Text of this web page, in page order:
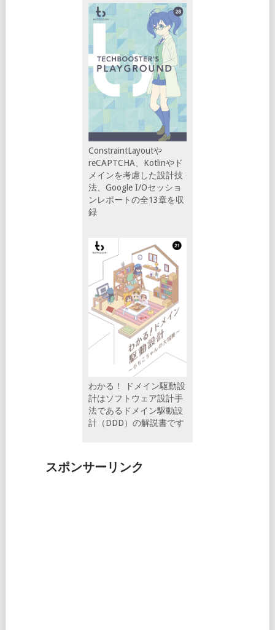
ConstraintLayoutや
reCAPTCHA、Kotlinやド
メインを考慮した設計技
法、Google I/Oセッショ
ンレポートの全13章を収
録
わかる！ ドメイン駆動設
計はソフトウェア設計手
法であるドメイン駆動設
計（DDD）の解説書です
スポンサーリンク